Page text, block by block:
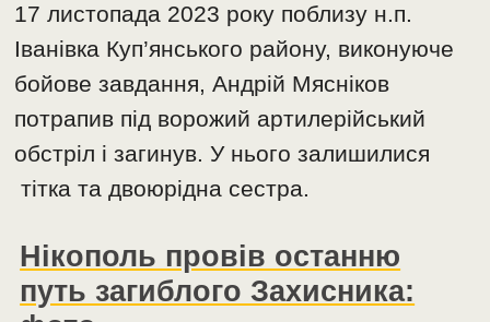
17 листопада 2023 року поблизу н.п.
Іванівка Куп’янського району, виконуюче
бойове завдання, Андрій Мясніков
потрапив під ворожий артилерійський
обстріл і загинув. У нього залишилися
тітка та двоюрідна сестра.
Нікополь провів останню
путь загиблого Захисника: